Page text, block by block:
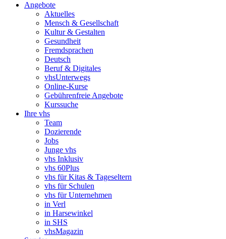
Angebote
Aktuelles
Mensch & Gesellschaft
Kultur & Gestalten
Gesundheit
Fremdsprachen
Deutsch
Beruf & Digitales
vhsUnterwegs
Online-Kurse
Gebührenfreie Angebote
Kurssuche
Ihre vhs
Team
Dozierende
Jobs
Junge vhs
vhs Inklusiv
vhs 60Plus
vhs für Kitas & Tageseltern
vhs für Schulen
vhs für Unternehmen
in Verl
in Harsewinkel
in SHS
vhsMagazin